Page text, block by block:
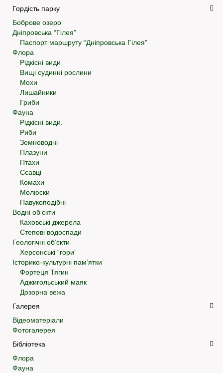
Гордість парку
Боброве озеро
Дніпровська “Гілея”
Паспорт маршруту “Дніпровська Гілея”
Флора
Рідкісні види
Вищі судинні рослини
Мохи
Лишайники
Гриби
Фауна
Рідкісні види.
Риби
Земноводні
Плазуни
Птахи
Ссавці
Комахи
Молюски
Павукоподібні
Водні об’єкти
Каховські джерела
Степові водоспади
Геологічні об’єкти
Херсонські “гори”
Історико-культурні пам’ятки
Фортеця Тягин
Аджигольський маяк
Дозорна вежа
Галерея
Відеоматеріали
Фотогалерея
Бібліотека
Флора
Фауна